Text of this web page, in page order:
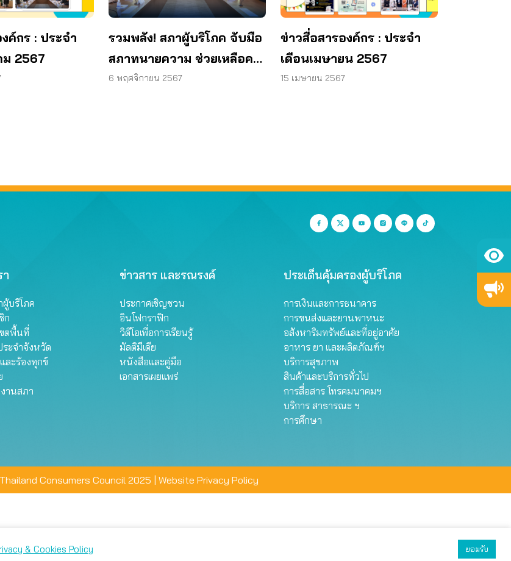
ค์กร : ประจำ
ม 2567
รวมพลัง! สภาผู้บริโภค จับมือ
สภาทนายความ ช่วยเหลือคดี
สาธารณประโยชน์
6 พฤศจิกายน 2567
ข่าวสื่อสารองค์กร : ประจำ
เดือนเมษายน 2567
15 เมษายน 2567
า
ผู้บริโภค
ก
ตพื้นที่
ะจำจังหวัด
ละร้องทุกข์
านสภา
ข่าวสาร และรณรงค์
ประกาศเชิญชวน
อินโฟกราฟิก
วิดีโอเพื่อการเรียนรู้
มัลติมีเดีย
หนังสือและคู่มือ
เอกสารเผยแพร่
ประเด็นคุ้มครองผู้บริโภค
การเงินและการธนาคาร
การขนส่งและยานพาหนะ
อสังหาริมทรัพย์และที่อยู่อาศัย
อาหาร ยา และผลิตภัณฑ์ฯ
บริการสุขภาพ
สินค้าและบริการทั่วไป
การสื่อสาร โทรคมนาคมฯ
บริการ สาธารณะ ฯ
การศึกษา
Consumers Council 2025 | Website Privacy Policy
& Cookies Policy ยอมรับ
ถเลือกตั้งค่าความเป็นส่วนตัวได้